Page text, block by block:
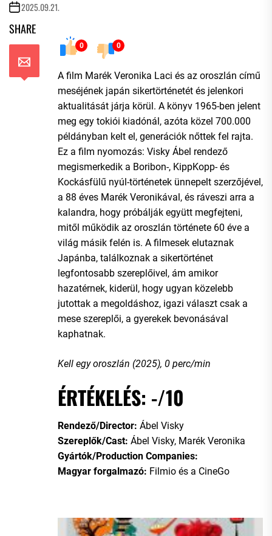
2025.09.21.
SHARE
0 0
A film Marék Veronika Laci és az oroszlán című
meséjének japán sikertörténetét és jelenkori
aktualitását járja körül. A könyv 1965-ben jelent
meg egy tokiói kiadónál, azóta közel 700.000
példányban kelt el, generációk nőttek fel rajta.
Ez a film nyomozás: Visky Ábel rendező
megismerkedik a Boribon-, KippKopp- és
Kockásfülű nyúl-történetek ünnepelt szerzőjével,
a 88 éves Marék Veronikával, és ráveszi arra a
kalandra, hogy próbálják együtt megfejteni,
mitől működik az oroszlán története 60 éve a
világ másik felén is. A filmesek elutaznak
Japánba, találkoznak a sikertörténet
legfontosabb szereplőivel, ám amikor
hazatérnek, kiderül, hogy ugyan közelebb
jutottak a megoldáshoz, igazi választ csak a
mese szereplői, a gyerekek bevonásával
kaphatnak.
Kell egy oroszlán (2025), 0 perc/min
ÉRTÉKELÉS: -/10
Rendező/Director: Ábel Visky
Szereplők/Cast: Ábel Visky, Marék Veronika
Gyártók/Production Companies:
Magyar forgalmazó: Filmio és a CineGo